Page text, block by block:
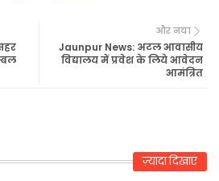
ats
और नया
Jaunpur News: अटल आवासीय
विद्यालय में प्रवेश के लिये आवेदन
आमंत्रित
ज़्यादा दिखाएं